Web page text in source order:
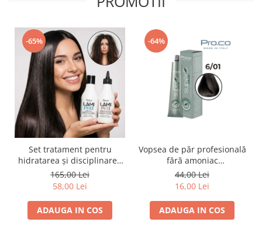
-65%
Set tratament pentru
hidratarea și disciplinarea
parului LAMI PRO, Proco
(șampon + balsam 2x
250ml)
165,00 Lei
58,00 Lei
ADAUGA IN COS
-64%
Vopsea de păr profesională
fără amoniac
SUPERB.COLOR 100 ml -
Pro.Co - 6/01 BLOND INCHIS
CENUSIU
44,00 Lei
16,00 Lei
ADAUGA IN COS